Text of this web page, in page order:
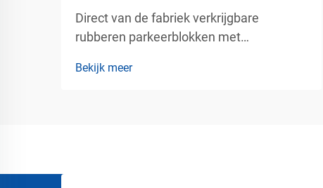
Direct van de fabriek verkrijgbare
rubberen parkeerblokken met
montagekits – duurzame
Bekijk meer